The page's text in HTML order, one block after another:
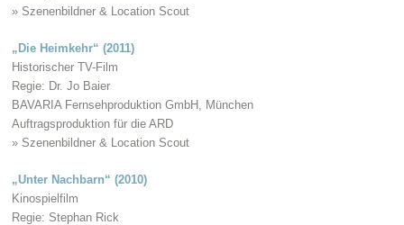
» Szenenbildner & Location Scout
„Die Heimkehr“ (2011)
Historischer TV-Film
Regie: Dr. Jo Baier
BAVARIA Fernsehproduktion GmbH, München
Auftragsproduktion für die ARD
» Szenenbildner & Location Scout
„Unter Nachbarn“ (2010)
Kinospielfilm
Regie: Stephan Rick